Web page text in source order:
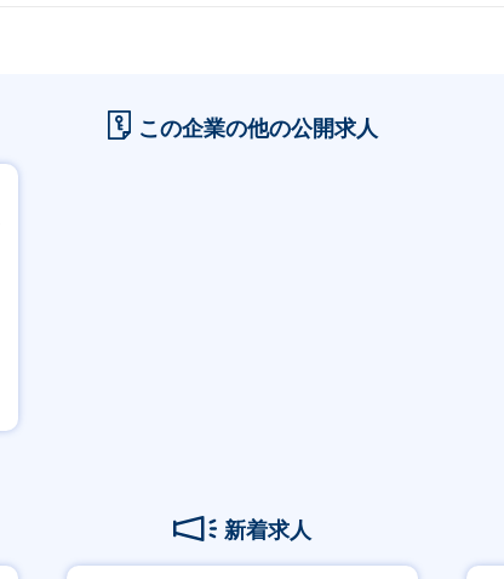
この企業の他の公開求人
新着求人